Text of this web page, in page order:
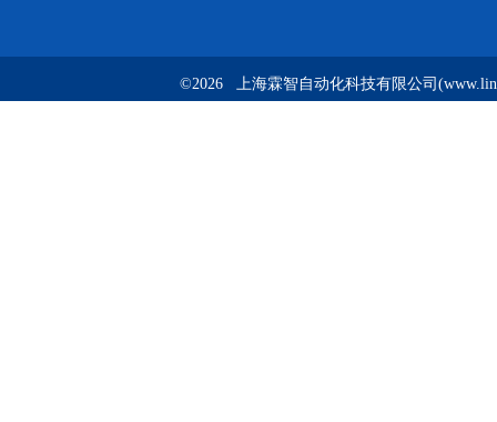
©2026 上海霖智自动化科技有限公司